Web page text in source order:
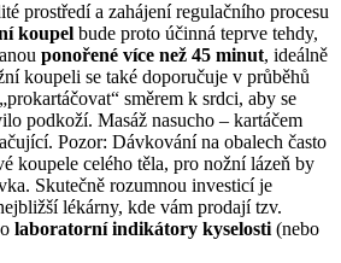
prostředí a zahájení regulačního procesu
koupel bude proto účinná teprve tehdy,
ponořené více než 45 minut, ideálně
koupeli se také doporučuje v průběhů
směrem k srdci, aby se
podkoží. Masáž nasucho – kartáčem
Pozor: Dávkování na obalech často
koupele celého těla, pro nožní lázeň by
Skutečně rozumnou investicí je
lékárny, kde vám prodají tzv.
laboratorní indikátory kyselosti (nebo